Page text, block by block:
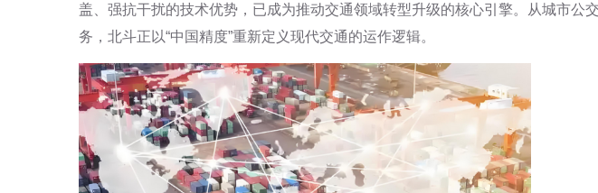
盖、强抗干扰的技术优势，已成为推动交通领域转型升级的核心引擎。从城市
务，北斗正以“中国精度”重新定义现代交通的运作逻辑。